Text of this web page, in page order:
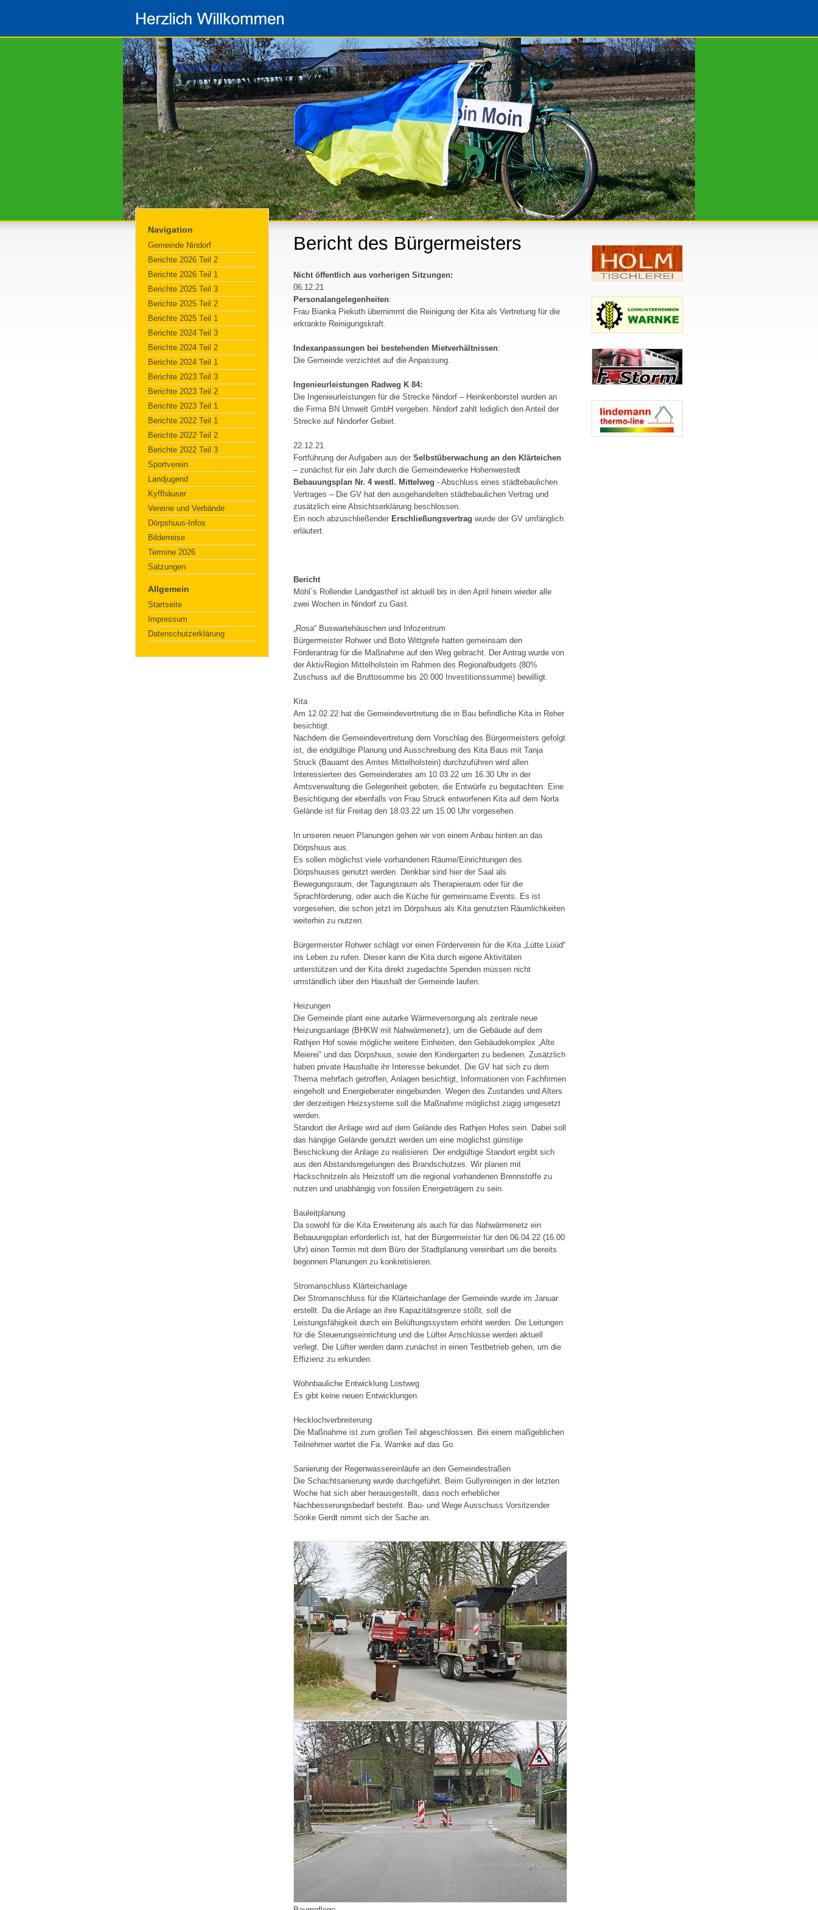
Navigation
Gemeinde Nindorf
Berichte 2026 Teil 2
Berichte 2026 Teil 1
Berichte 2025 Teil 3
Berichte 2025 Teil 2
Berichte 2025 Teil 1
Berichte 2024 Teil 3
Berichte 2024 Teil 2
Berichte 2024 Teil 1
Berichte 2023 Teil 3
Berichte 2023 Teil 2
Berichte 2023 Teil 1
Berichte 2022 Teil 1
Berichte 2022 Teil 2
Berichte 2022 Teil 3
Sportverein
Landjugend
Kyffhäuser
Vereine und Verbände
Dörpshuus-Infos
Bilderreise
Termine 2026
Satzungen
Allgemein
Startseite
Impressum
Datenschutzerklärung
Bericht des Bürgermeisters
Nicht öffentlich aus vorherigen Sitzungen:
06.12.21
Personalangelegenheiten:
Frau Bianka Piekuth übernimmt die Reinigung der Kita als Vertretung für die
erkrankte Reinigungskraft.
Indexanpassungen bei bestehenden Mietverhältnissen:
Die Gemeinde verzichtet auf die Anpassung.
Ingenieurleistungen Radweg K 84:
Die Ingenieurleistungen für die Strecke Nindorf – Heinkenborstel wurden an
die Firma BN Umwelt GmbH vergeben. Nindorf zahlt lediglich den Anteil der
Strecke auf Nindorfer Gebiet.
22.12.21
Fortführung der Aufgaben aus der Selbstüberwachung an den Klärteichen
– zunächst für ein Jahr durch die Gemeindewerke Hohenwestedt
Bebauungsplan Nr. 4 westl. Mittelweg - Abschluss eines städtebaulichen
Vertrages – Die GV hat den ausgehandelten städtebaulichen Vertrag und
zusätzlich eine Absichtserklärung beschlossen.
Ein noch abzuschließender Erschließungsvertrag wurde der GV umfänglich
erläutert.
Bericht
Möhl`s Rollender Landgasthof ist aktuell bis in den April hinein wieder alle
zwei Wochen in Nindorf zu Gast.
„Rosa“ Buswartehäuschen und Infozentrum
Bürgermeister Rohwer und Boto Wittgrefe hatten gemeinsam den
Förderantrag für die Maßnahme auf den Weg gebracht. Der Antrag wurde von
der AktivRegion Mittelholstein im Rahmen des Regionalbudgets (80%
Zuschuss auf die Bruttosumme bis 20.000 Investitionssumme) bewilligt.
Kita
Am 12.02.22 hat die Gemeindevertretung die in Bau befindliche Kita in Reher
besichtigt.
Nachdem die Gemeindevertretung dem Vorschlag des Bürgermeisters gefolgt
ist, die endgültige Planung und Ausschreibung des Kita Baus mit Tanja
Struck (Bauamt des Amtes Mittelholstein) durchzuführen wird allen
Interessierten des Gemeinderates am 10.03.22 um 16.30 Uhr in der
Amtsverwaltung die Gelegenheit geboten, die Entwürfe zu begutachten. Eine
Besichtigung der ebenfalls von Frau Struck entworfenen Kita auf dem Norla
Gelände ist für Freitag den 18.03.22 um 15.00 Uhr vorgesehen.
In unseren neuen Planungen gehen wir von einem Anbau hinten an das
Dörpshuus aus.
Es sollen möglichst viele vorhandenen Räume/Einrichtungen des
Dörpshuuses genutzt werden. Denkbar sind hier der Saal als
Bewegungsraum, der Tagungsraum als Therapieraum oder für die
Sprachförderung, oder auch die Küche für gemeinsame Events. Es ist
vorgesehen, die schon jetzt im Dörpshuus als Kita genutzten Räumlichkeiten
weiterhin zu nutzen.
Bürgermeister Rohwer schlägt vor einen Förderverein für die Kita „Lütte Lüüd“
ins Leben zu rufen. Dieser kann die Kita durch eigene Aktivitäten
unterstützen und der Kita direkt zugedachte Spenden müssen nicht
umständlich über den Haushalt der Gemeinde laufen.
Heizungen
Die Gemeinde plant eine autarke Wärmeversorgung als zentrale neue
Heizungsanlage (BHKW mit Nahwärmenetz), um die Gebäude auf dem
Rathjen Hof sowie mögliche weitere Einheiten, den Gebäudekomplex „Alte
Meierei“ und das Dörpshuus, sowie den Kindergarten zu bedienen. Zusätzlich
haben private Haushalte ihr Interesse bekundet. Die GV hat sich zu dem
Thema mehrfach getroffen, Anlagen besichtigt, Informationen von Fachfirmen
eingeholt und Energieberater eingebunden. Wegen des Zustandes und Alters
der derzeitigen Heizsysteme soll die Maßnahme möglichst zügig umgesetzt
werden.
Standort der Anlage wird auf dem Gelände des Rathjen Hofes sein. Dabei soll
das hängige Gelände genutzt werden um eine möglichst günstige
Beschickung der Anlage zu realisieren. Der endgültige Standort ergibt sich
aus den Abstandsregelungen des Brandschutzes. Wir planen mit
Hackschnitzeln als Heizstoff um die regional vorhandenen Brennstoffe zu
nutzen und unabhängig von fossilen Energieträgern zu sein.
Bauleitplanung
Da sowohl für die Kita Erweiterung als auch für das Nahwärmenetz ein
Bebauungsplan erforderlich ist, hat der Bürgermeister für den 06.04.22 (16.00
Uhr) einen Termin mit dem Büro der Stadtplanung vereinbart um die bereits
begonnen Planungen zu konkretisieren.
Stromanschluss Klärteichanlage
Der Stromanschluss für die Klärteichanlage der Gemeinde wurde im Januar
erstellt. Da die Anlage an ihre Kapazitätsgrenze stößt, soll die
Leistungsfähigkeit durch ein Belüftungssystem erhöht werden. Die Leitungen
für die Steuerungseinrichtung und die Lüfter Anschlüsse werden aktuell
verlegt. Die Lüfter werden dann zunächst in einen Testbetrieb gehen, um die
Effizienz zu erkunden.
Wohnbauliche Entwicklung Lostweg
Es gibt keine neuen Entwicklungen.
Hecklochverbreiterung
Die Maßnahme ist zum großen Teil abgeschlossen. Bei einem maßgeblichen
Teilnehmer wartet die Fa. Warnke auf das Go.
Sanierung der Regenwassereinläufe an den Gemeindestraßen
Die Schachtsanierung wurde durchgeführt. Beim Gullyreinigen in der letzten
Woche hat sich aber herausgestellt, dass noch erheblicher
Nachbesserungsbedarf besteht. Bau- und Wege Ausschuss Vorsitzender
Sönke Gerdt nimmt sich der Sache an.